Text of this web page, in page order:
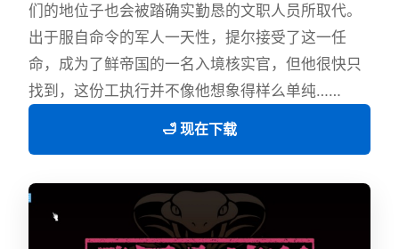
们的地位子也会被踏确实勤恳的文职人员所取代。
出于服自命令的军人一天性，提尔接受了这一任
命，成为了鲜帝国的一名入境核实官，但他很快只
找到，这份工执行并不像他想象得样么单纯……
🛁 现在下载